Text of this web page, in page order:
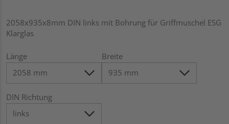
2058x935x8mm DIN links mit Bohrung für Griffmuschel ESG
Klarglas
Länge Breite
DIN Richtung